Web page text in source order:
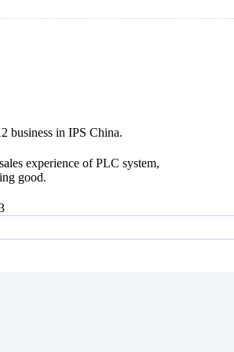
business in IPS China.
experience of PLC system,
good.